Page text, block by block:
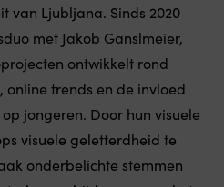
van Ljubljana. Sinds 2020
met Jakob Ganslmeier,
ontwikkelt rond
online trends en de invloed
jongeren. Door hun visuele
visuele geletterdheid te
onderbelichte stemmen